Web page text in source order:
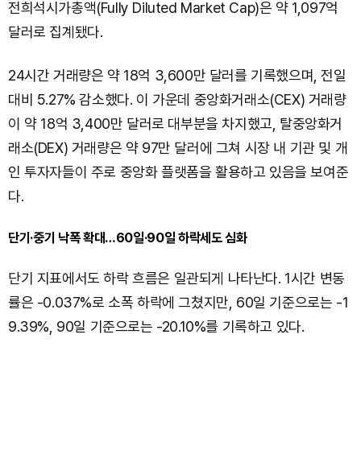
전희석시가총액(Fully Diluted Market Cap)은 약 1,097억
달러로 집계됐다.
24시간 거래량은 약 18억 3,600만 달러를 기록했으며, 전일
대비 5.27% 감소했다. 이 가운데 중앙화거래소(CEX) 거래량
이 약 18억 3,400만 달러로 대부분을 차지했고, 탈중앙화거
래소(DEX) 거래량은 약 97만 달러에 그쳐 시장 내 기관 및 개
인 투자자들이 주로 중앙화 플랫폼을 활용하고 있음을 보여준
다.
단기·중기 낙폭 확대…60일·90일 하락세도 심화
단기 지표에서도 하락 흐름은 일관되게 나타난다. 1시간 변동
률은 -0.037%로 소폭 하락에 그쳤지만, 60일 기준으로는 -1
9.39%, 90일 기준으로는 -20.10%를 기록하고 있다.